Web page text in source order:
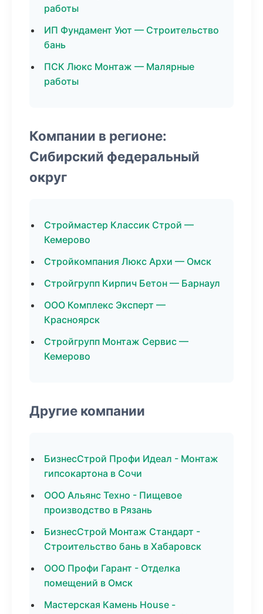
работы
ИП Фундамент Уют — Строительство
бань
ПСК Люкс Монтаж — Малярные
работы
Компании в регионе:
Сибирский федеральный
округ
Строймастер Классик Строй —
Кемерово
Стройкомпания Люкс Архи — Омск
Стройгрупп Кирпич Бетон — Барнаул
ООО Комплекс Эксперт —
Красноярск
Стройгрупп Монтаж Сервис —
Кемерово
Другие компании
БизнесСтрой Профи Идеал - Монтаж
гипсокартона в Сочи
ООО Альянс Техно - Пищевое
производство в Рязань
БизнесСтрой Монтаж Стандарт -
Строительство бань в Хабаровск
ООО Профи Гарант - Отделка
помещений в Омск
Мастерская Камень House -